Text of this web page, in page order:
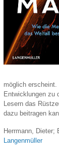
möglich
Entwicklungen zu
Lesern das
dazu beitragen
Herrmann, Dieter;
Langenmüller